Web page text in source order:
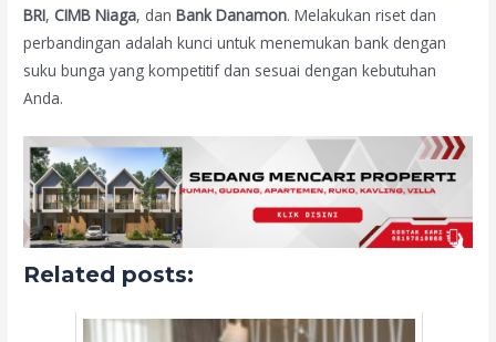
BRI,CIMB Niaga, danBank Danamon. Melakukan riset dan
perbandingan adalah kunci untuk menemukan bank dengan
suku bunga yang kompetitif dan sesuai dengan kebutuhan
Anda.
Related posts: